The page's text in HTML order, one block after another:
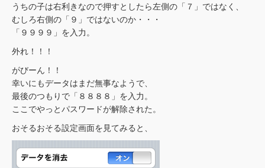
うちの子は右利きなので押すとしたら左側の「７」ではなく、
むしろ右側の「９」ではないのか・・・
「９９９９」を入力。
外れ！！！
がびーん！！
幸いにもデータはまだ無事なようで、
最後のつもりで「８８８８」を入力。
ここでやっとパスワードが解除された。
おそるおそる設定画面を見てみると、